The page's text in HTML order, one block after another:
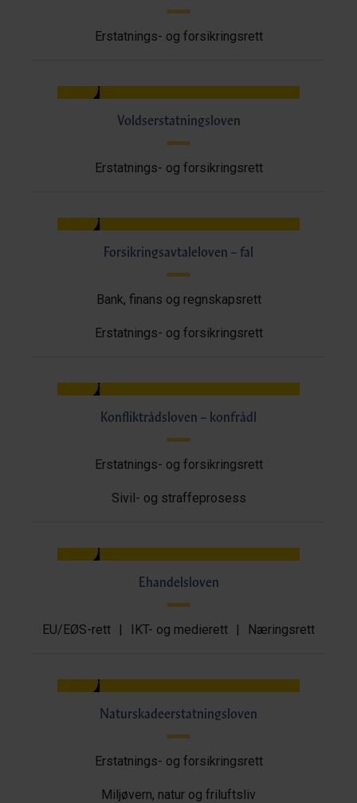
Erstatnings- og forsikringsrett
Voldserstatningsloven
Erstatnings- og forsikringsrett
Forsikringsavtaleloven – fal
Bank, finans og regnskapsrett
Erstatnings- og forsikringsrett
Konfliktrådsloven – konfrådl
Erstatnings- og forsikringsrett
Sivil- og straffeprosess
Ehandelsloven
EU/EØS-rett | IKT- og medierett | Næringsrett
Naturskadeerstatningsloven
Erstatnings- og forsikringsrett
Miljøvern, natur og friluftsliv